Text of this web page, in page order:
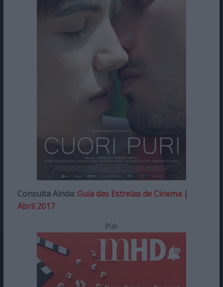
Consulta Ainda: Guia das Estreias de Cinema |
Abril 2017
Pub